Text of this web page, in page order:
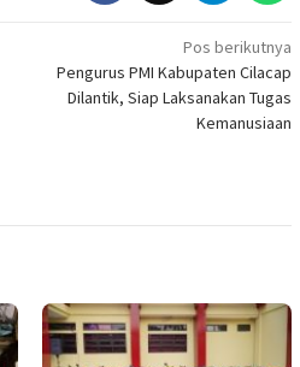
Pos berikutnya
Pengurus PMI Kabupaten Cilacap
Dilantik, Siap Laksanakan Tugas
Kemanusiaan